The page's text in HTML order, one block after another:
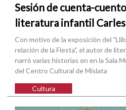
Sesión de cuenta-
literatura infantil Carles
Con motivo de la exposición del
relación de la Fiesta", el autor de
narró varias historias en en la Sala
del Centro Cultural de Mislata
Cultura